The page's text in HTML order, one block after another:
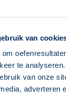
van
te
van onze
adverteren
van leerlingen